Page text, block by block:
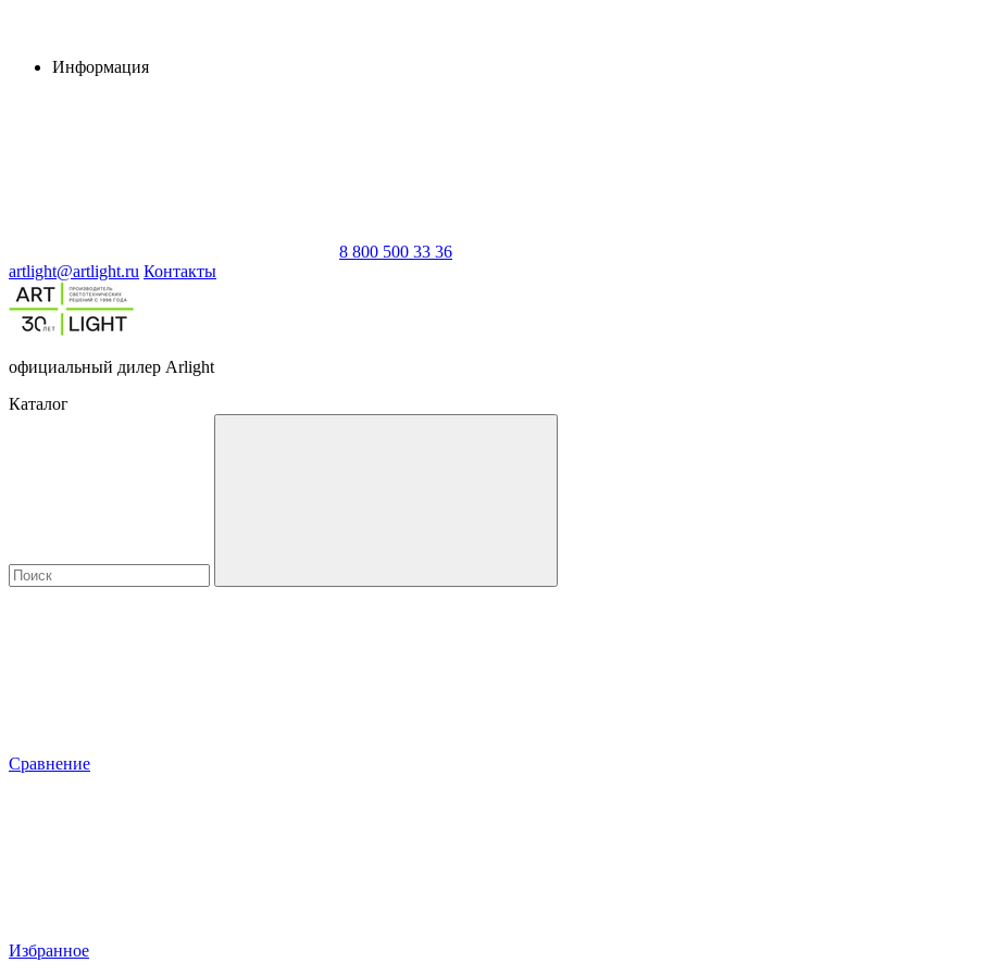
Информация
8 800 500 33 36
artlight@artlight.ru Контакты
официальный дилер Arlight
Каталог
Сравнение
Избранное